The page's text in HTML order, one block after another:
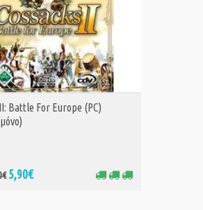
Battle For Europe (PC)
5,90€